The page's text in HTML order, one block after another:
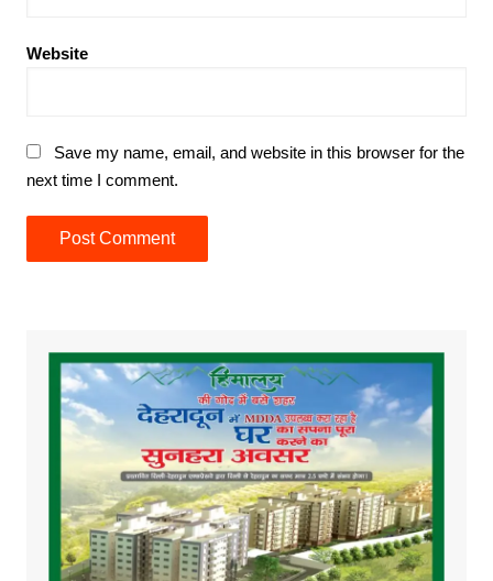
Website
Save my name, email, and website in this browser for the
next time I comment.